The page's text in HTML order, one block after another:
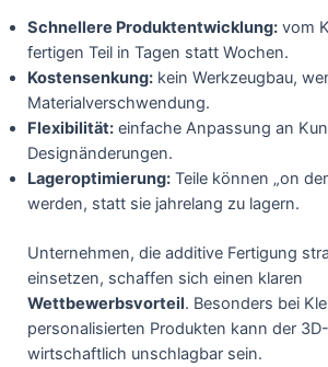
Schnellere Produktentwicklung: vom
fertigen Teil in Tagen statt Wochen.
Kostensenkung: kein Werkzeugbau,
Materialverschwendung.
Flexibilität: einfache Anpassung an
Designänderungen.
Lageroptimierung: Teile können „on
werden, statt sie jahrelang zu lagern.
Unternehmen, die additive Fertigung
einsetzen, schaffen sich einen klaren
Wettbewerbsvorteil. Besonders bei
personalisierten Produkten kann der
wirtschaftlich unschlagbar sein.